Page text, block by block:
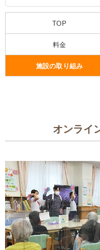
TOP
料金
施設の取り組み
オンライ